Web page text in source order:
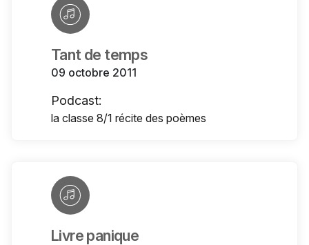
Tant de temps
09 octobre 2011
Podcast:
la classe 8/1 récite des poèmes
Livre panique